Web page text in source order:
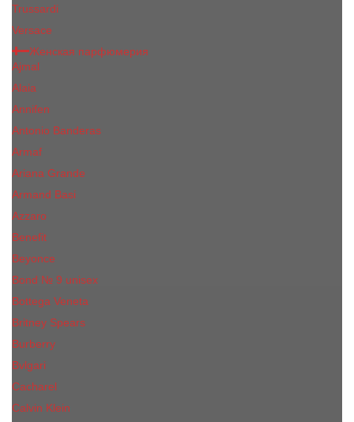
Trussardi
Versace
Женская парфюмерия
Ajmal
Alaia
Annifen
Antonio Banderas
Armaf
Ariana Grande
Armand Basi
Azzaro
Benefit
Beyonce
Bond № 9 unisex
Bottega Veneta
Britney Spears
Burberry
Bvlgari
Cacharel
Calvin Klein